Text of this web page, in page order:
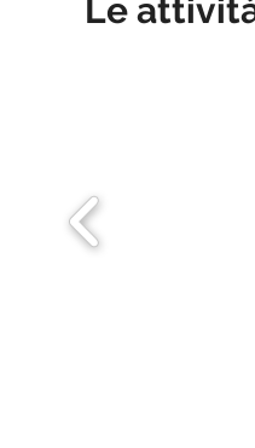
Le